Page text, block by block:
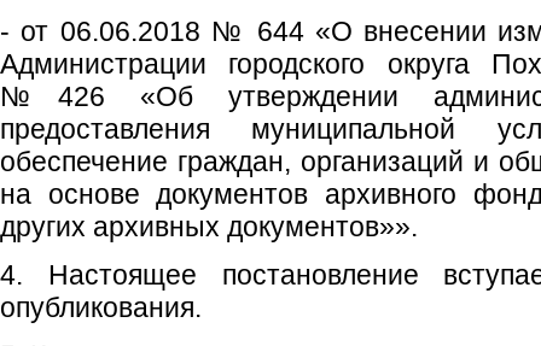
- от 06.06.2018 № 644 «О внесении
Администрации городского округа
№426 «Об утверждении
предоставления муниципальной
обеспечение граждан, организаций и
на основе документов архивного
других архивных документов»».
4. Настоящее постановление
опубликования.